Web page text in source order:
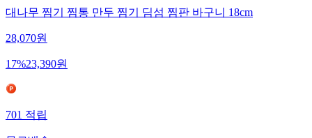
대나무 찜기 찜통 만두 찜기 딤섬 찜판 바구니 18cm
28,070원
17%23,390원
701적립